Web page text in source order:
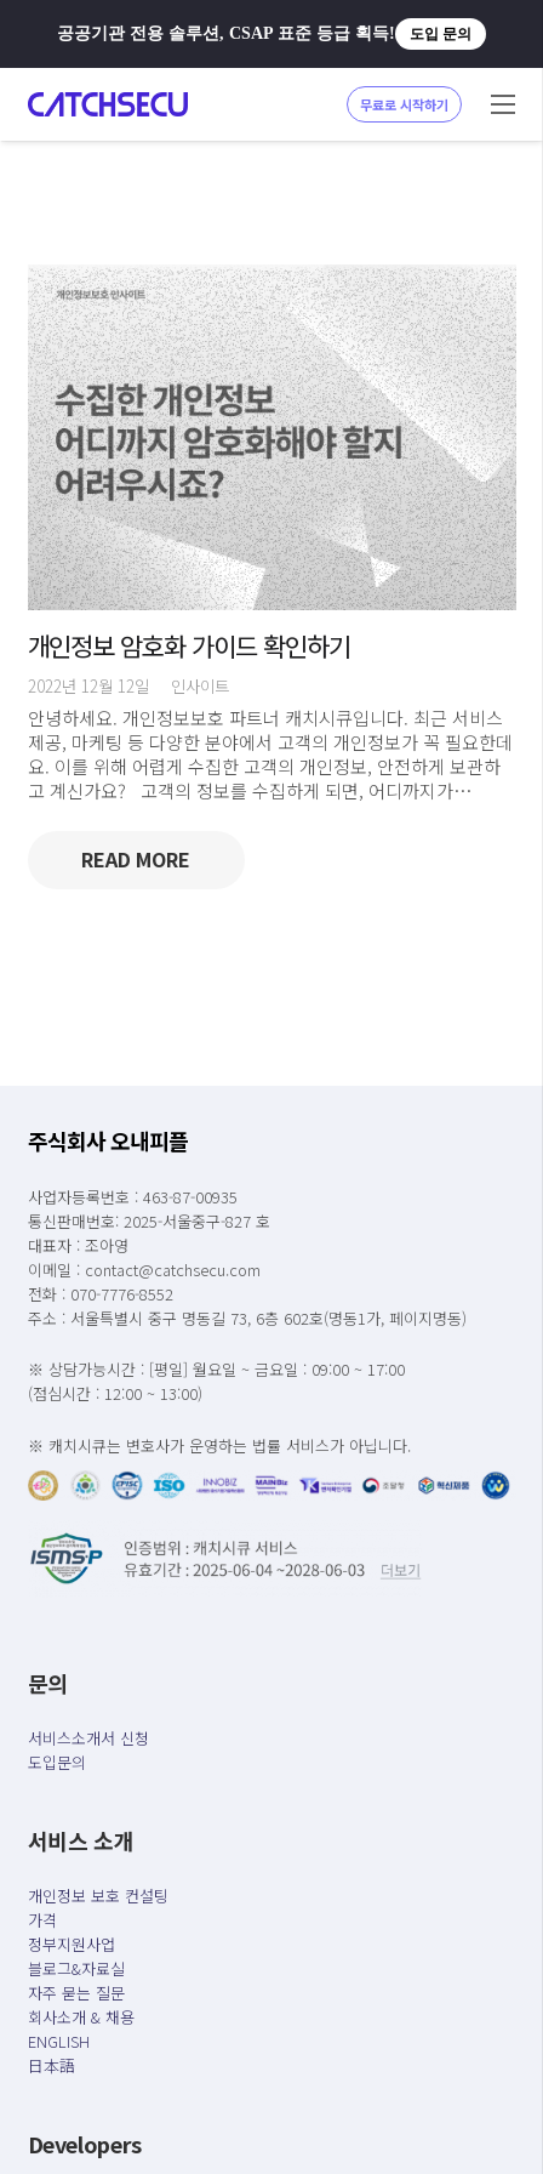
공공기관 전용 솔루션, CSAP 표준 등급 획득! 도입 문의
무료로 시작하기
개인정보 암호화 가이드 확인하기
2022년 12월 12일 인사이트
안녕하세요. 개인정보보호 파트너 캐치시큐입니다. 최근 서비스
제공, 마케팅 등 다양한 분야에서 고객의 개인정보가 꼭 필요한데
요. 이를 위해 어렵게 수집한 고객의 개인정보, 안전하게 보관하
고 계신가요? 고객의 정보를 수집하게 되면, 어디까지가…
READ MORE
주식회사 오내피플
사업자등록번호 : 463-87-00935
통신판매번호: 2025-서울중구-827 호
대표자 : 조아영
이메일 : contact@catchsecu.com
전화 : 070-7776-8552
주소 : 서울특별시 중구 명동길 73, 6층 602호(명동1가, 페이지명동)
※ 상담가능시간 : [평일] 월요일 ~ 금요일 : 09:00 ~ 17:00
(점심시간 : 12:00 ~ 13:00)
※ 캐치시큐는 변호사가 운영하는 법률 서비스가 아닙니다.
문의
서비스소개서 신청
도입문의
서비스 소개
개인정보 보호 컨설팅
가격
정부지원사업
블로그&자료실
자주 묻는 질문
회사소개 & 채용
ENGLISH
日本語
Developers